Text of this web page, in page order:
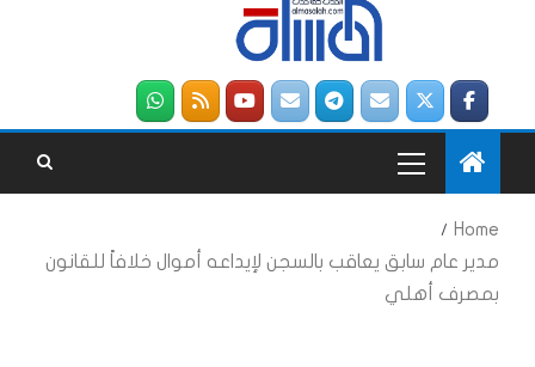
Home
مدير عام سابق يعاقب بالسجن لإيداعه أموال خلافاً للقانون
بمصرف أهلي